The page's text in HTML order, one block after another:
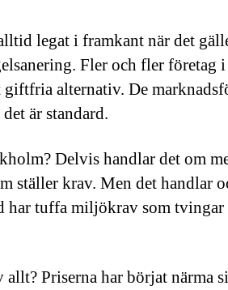
legat i framkant när det
Fler och fler företag
alternativ. De
är standard.
Delvis handlar det om
ställer krav. Men det handlar
har tuffa miljökrav som tvingar
allt? Priserna har börjat närma